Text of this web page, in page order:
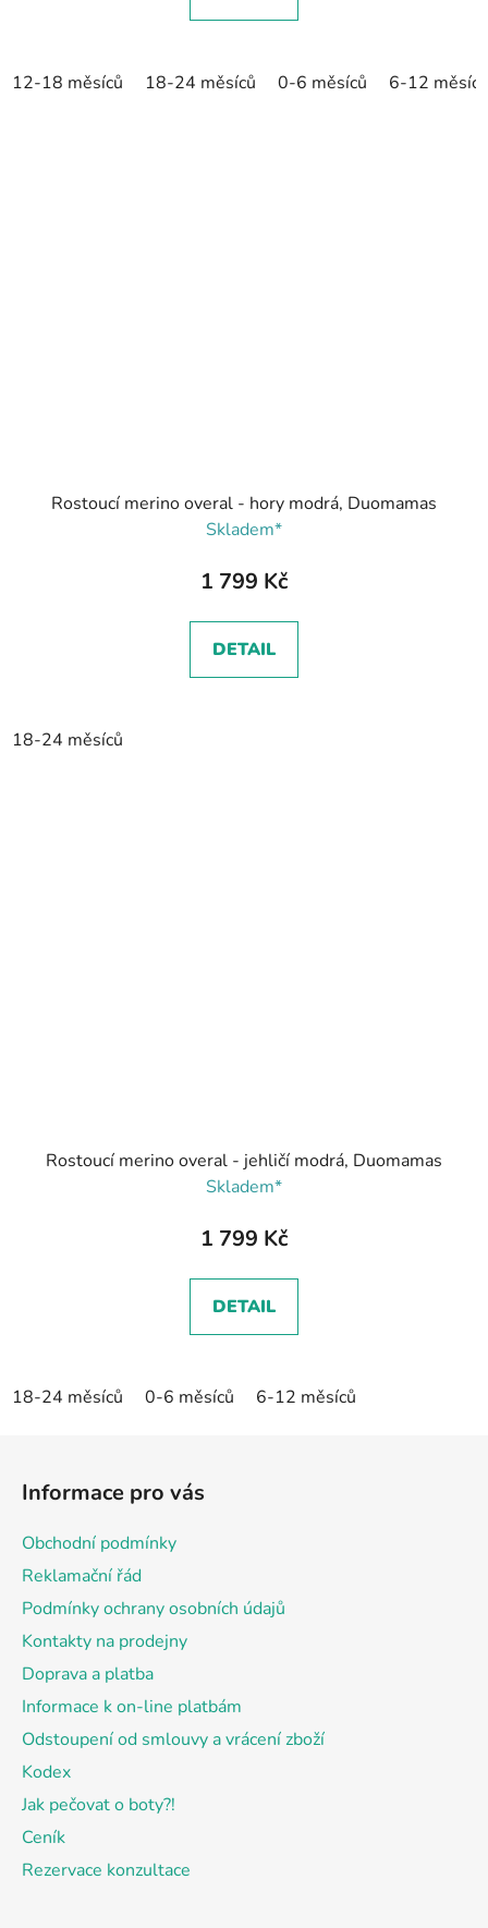
12-18 měsíců 18-24 měsíců 0-6 měsíců 6-12 měsíců
Rostoucí merino overal - hory modrá, Duomamas
Skladem*
1 799 Kč
DETAIL
18-24 měsíců
Rostoucí merino overal - jehličí modrá, Duomamas
Skladem*
1 799 Kč
DETAIL
18-24 měsíců 0-6 měsíců 6-12 měsíců
Informace pro vás
Obchodní podmínky
Reklamační řád
Podmínky ochrany osobních údajů
Kontakty na prodejny
Doprava a platba
Informace k on-line platbám
Odstoupení od smlouvy a vrácení zboží
Kodex
Jak pečovat o boty?!
Ceník
Rezervace konzultace